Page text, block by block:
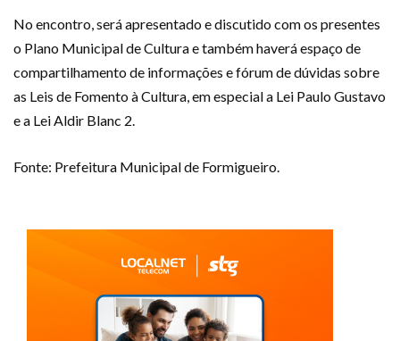
No encontro, será apresentado e discutido com os presentes
o Plano Municipal de Cultura e também haverá espaço de
compartilhamento de informações e fórum de dúvidas sobre
as Leis de Fomento à Cultura, em especial a Lei Paulo Gustavo
e a Lei Aldir Blanc 2.
Fonte: Prefeitura Municipal de Formigueiro.